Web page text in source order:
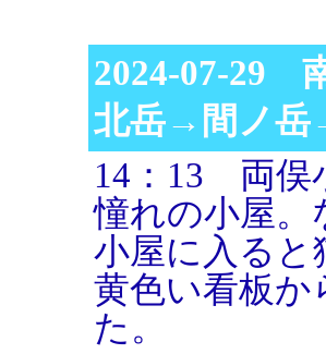
2024-07-29
北岳→間ノ岳
14：13 両俣
憧れの小屋
小屋に入ると
黄色い看板か
た。